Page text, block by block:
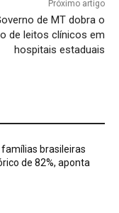
Próximo artigo
de MT dobra o
de leitos clínicos em
hospitais estaduais
brasileiras
de 82%, aponta